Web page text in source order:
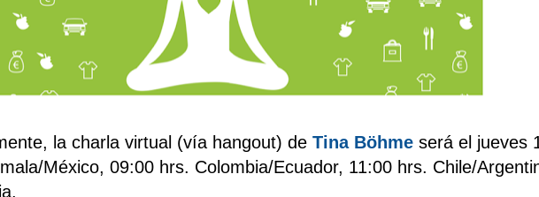
la charla virtual (vía hangout) de Tina Böhme será el jueves
México, 09:00 hrs. Colombia/Ecuador, 11:00 hrs. Chile/